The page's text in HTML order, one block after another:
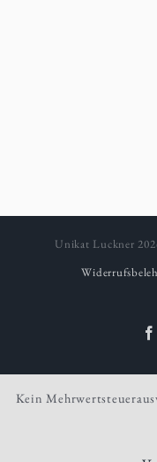
Unikat Luckner
Kein